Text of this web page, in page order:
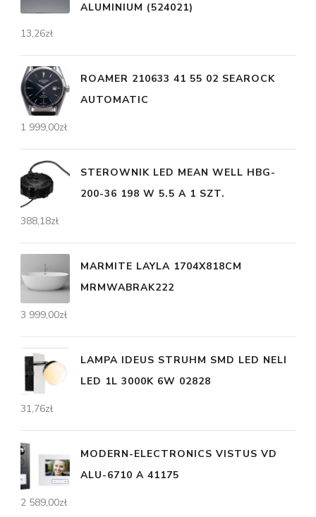
ALUMINIUM (524021)
13,26zł
ROAMER 210633 41 55 02 SEAROCK
AUTOMATIC
1 999,00zł
STEROWNIK LED MEAN WELL HBG-
200-36 198 W 5.5 A 1 SZT.
388,18zł
MARMITE LAYLA 1704X818CM
MRMWABRAK222
3 999,00zł
LAMPA IDEUS STRUHM SMD LED NELI
LED 1L 3000K 6W 02828
31,76zł
MODERN-ELECTRONICS VISTUS VD
ALU-6710 A 41175
2 589,00zł